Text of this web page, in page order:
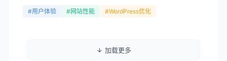
#用户体验 #网站性能 #WordPress优化
加载更多